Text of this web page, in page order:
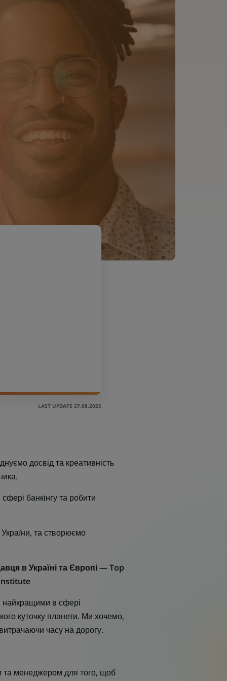
LAST UPDATE 27.08.2025
досвід та креативність
банкінгу та робити
та створюємо
в Україні та Європі — Top
найкращими в сфері
куточку планети. Ми хочемо,
часу на дорогу.
та менеджером для того, щоб